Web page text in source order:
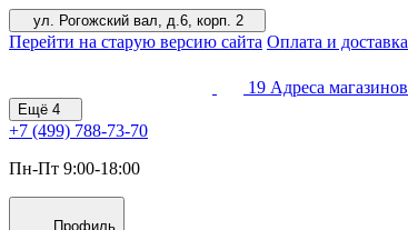
ул. Рогожский вал, д.6, корп. 2
Перейти на старую версию сайта Оплата и доставка
19 Адреса магазинов
Ещё 4
+7 (499) 788-73-70
Пн-Пт 9:00-18:00
Профиль